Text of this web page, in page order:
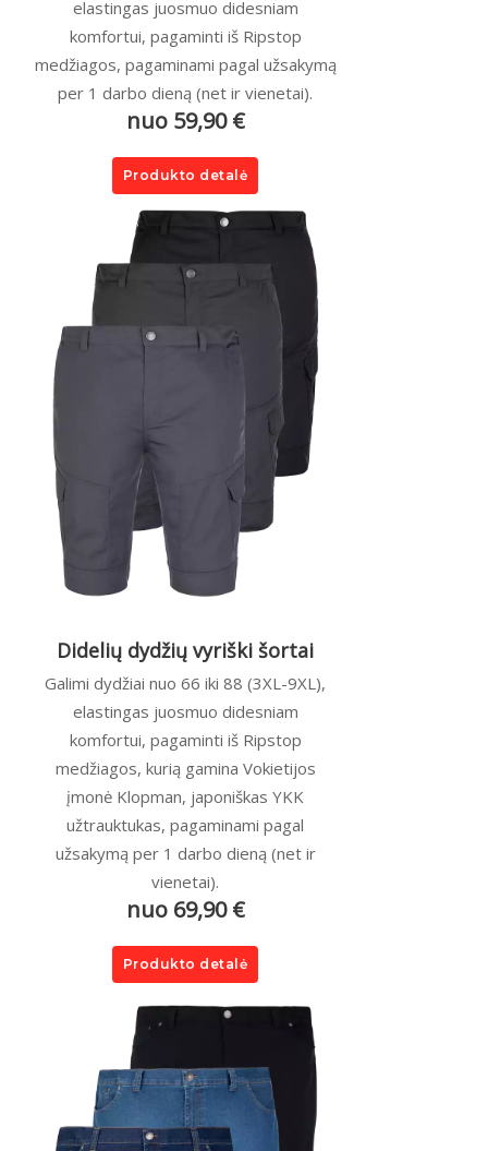
elastingas juosmuo didesniam
komfortui, pagaminti iš Ripstop
medžiagos, pagaminami pagal užsakymą
per 1 darbo dieną (net ir vienetai).
nuo 59,90 €
Produkto detalė
Didelių dydžių vyriški šortai
Galimi dydžiai nuo 66 iki 88 (3XL-9XL),
elastingas juosmuo didesniam
komfortui, pagaminti iš Ripstop
medžiagos, kurią gamina Vokietijos
įmonė Klopman, japoniškas YKK
užtrauktukas, pagaminami pagal
užsakymą per 1 darbo dieną (net ir
vienetai).
nuo 69,90 €
Produkto detalė